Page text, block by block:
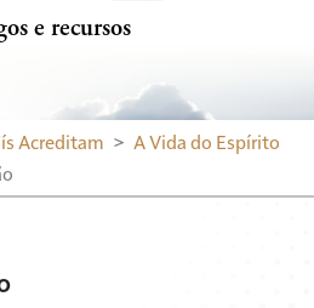
e recursos
Acreditam
A Vida do Espírito